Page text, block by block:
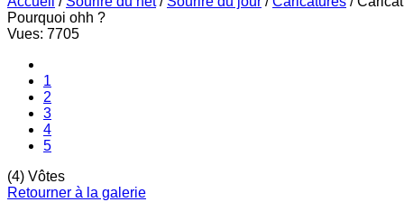
Pourquoi ohh ?
Vues: 7705
1
2
3
4
5
(4) Vôtes
Retourner à la galerie